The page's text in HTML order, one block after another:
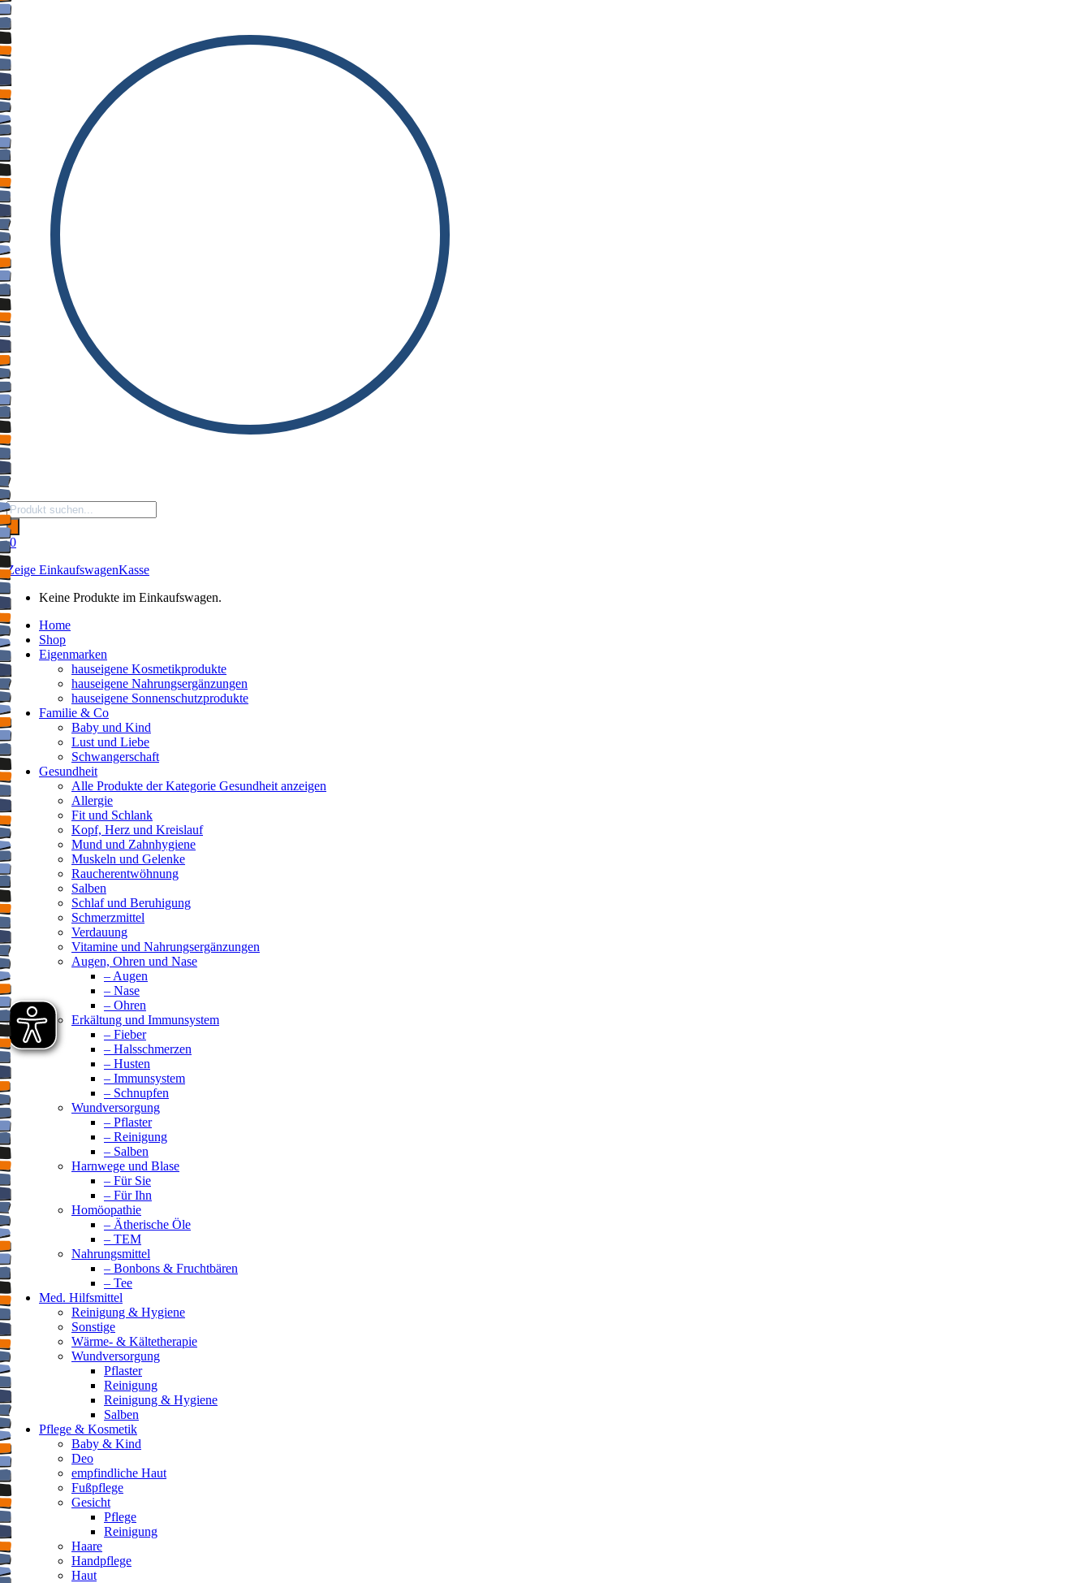
Products
search
0
Zeige EinkaufswagenKasse
Keine Produkte im Einkaufswagen.
Home
Shop
Eigenmarken
hauseigene Kosmetikprodukte
hauseigene Nahrungsergänzungen
hauseigene Sonnenschutzprodukte
Familie & Co
Baby und Kind
Lust und Liebe
Schwangerschaft
Gesundheit
Alle Produkte der Kategorie Gesundheit anzeigen
Allergie
Fit und Schlank
Kopf, Herz und Kreislauf
Mund und Zahnhygiene
Muskeln und Gelenke
Raucherentwöhnung
Salben
Schlaf und Beruhigung
Schmerzmittel
Verdauung
Vitamine und Nahrungsergänzungen
Augen, Ohren und Nase
– Augen
– Nase
– Ohren
Erkältung und Immunsystem
– Fieber
– Halsschmerzen
– Husten
– Immunsystem
– Schnupfen
Wundversorgung
– Pflaster
– Reinigung
– Salben
Harnwege und Blase
– Für Sie
– Für Ihn
Homöopathie
– Ätherische Öle
– TEM
Nahrungsmittel
– Bonbons & Fruchtbären
– Tee
Med. Hilfsmittel
Reinigung & Hygiene
Sonstige
Wärme- & Kältetherapie
Wundversorgung
Pflaster
Reinigung
Reinigung & Hygiene
Salben
Pflege & Kosmetik
Baby & Kind
Deo
empfindliche Haut
Fußpflege
Gesicht
Pflege
Reinigung
Haare
Handpflege
Haut